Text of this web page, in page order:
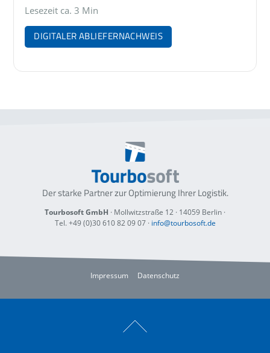
Lesezeit ca. 3 Min
DIGITALER ABLIEFERNACHWEIS
Der starke Partner zur OptimierungIhrer Logistik.
Tourbosoft GmbH · Mollwitzstraße 12 · 14059 Berlin ·
Tel. +49 (0)30 610 82 09 07· info@tourbosoft.de
Impressum Datenschutz